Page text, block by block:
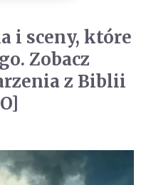
i sceny, które
Zobacz
z Biblii